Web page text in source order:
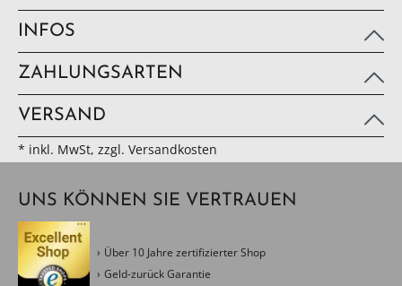
INFOS
ZAHLUNGSARTEN
VERSAND
* inkl. MwSt, zzgl. Versandkosten
UNS KÖNNEN SIE VERTRAUEN
Über 10 Jahre zertifizierter Shop
Geld-zurück Garantie